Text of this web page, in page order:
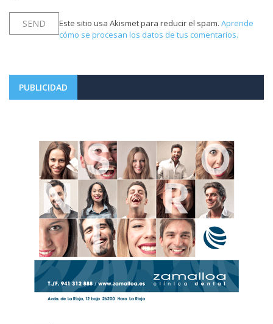
Este sitio usa Akismet para reducir el spam. Aprende
cómo se procesan los datos de tus comentarios.
PUBLICIDAD